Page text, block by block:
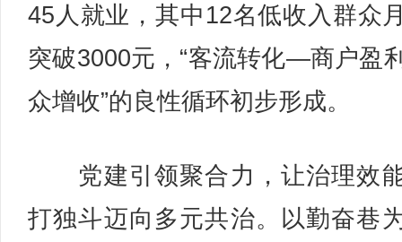
45人就业，其中12名低收入群众
突破3000元，“客流转化—商户盈
众增收”的良性循环初步形成。
党建引领聚合力，让治理效
打独斗迈向多元共治。以勤奋巷